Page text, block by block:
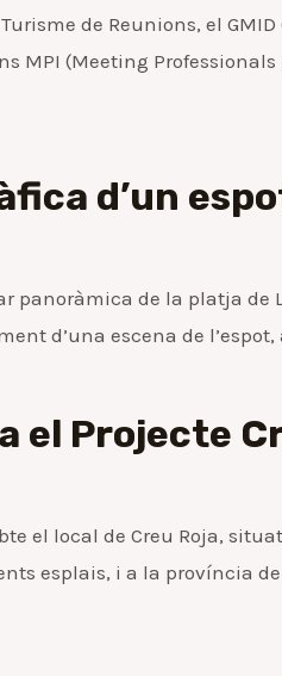
de Reunions, el
MPI (Meeting
d’un
panoràmica de la platja
d’una escena de
el Projecte
el local de Creu Roja,
esplais, i a la província